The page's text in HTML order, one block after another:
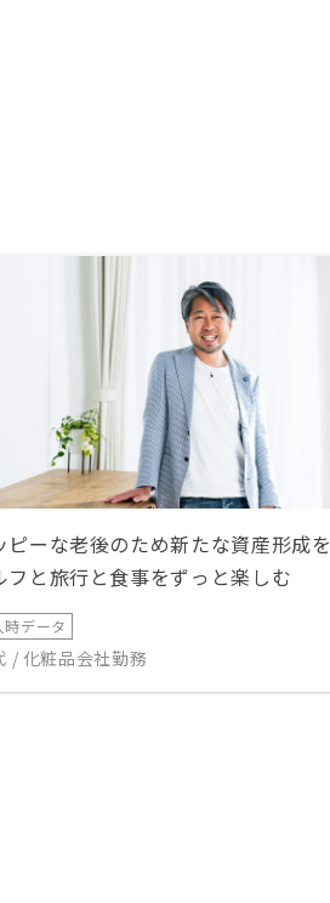
ピーな老後のため新たな資産形成を
フと旅行と食事をずっと楽しむ
時データ
/ 化粧品会社勤務